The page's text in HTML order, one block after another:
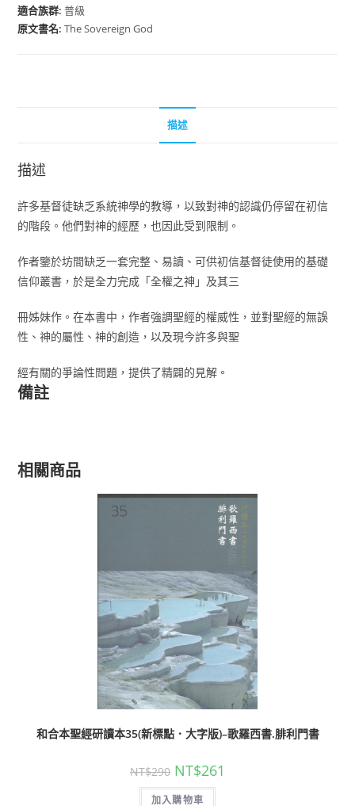
適合族群:普級
原文書名:The Sovereign God
描述
描述
許多基督徒缺乏系統神學的教導，以致對神的認識仍停留在初信
的階段。他們對神的經歷，也因此受到限制。
作者鑒於坊間缺乏一套完整、易讀、可供初信基督徒使用的基礎
信仰叢書，於是全力完成「全權之神」及其三
冊姊妹作。在本書中，作者強調聖經的權威性，並對聖經的無誤
性、神的屬性、神的創造，以及現今許多與聖
經有關的爭論性問題，提供了精闢的見解。
備註
相關商品
和合本聖經研讀本35(新標點．大字版)–歌羅西書.腓利門書
NT$290 NT$261
加入購物車